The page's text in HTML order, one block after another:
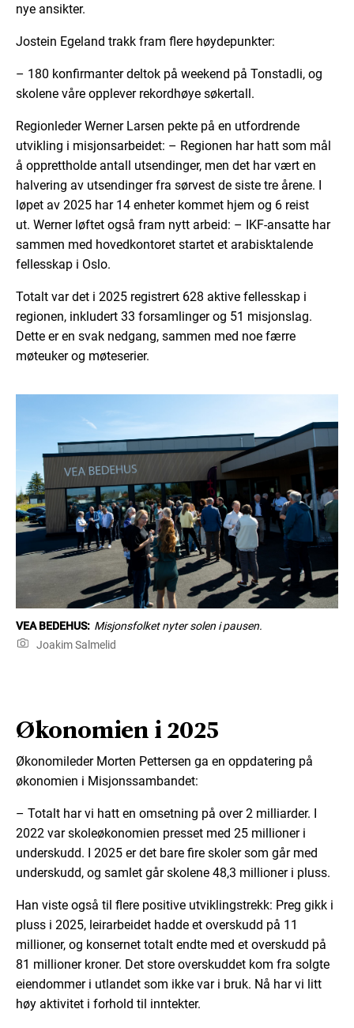
nye ansikter.
Jostein Egeland trakk fram flere høydepunkter:
– 180 konfirmanter deltok på weekend på Tonstadli, og
skolene våre opplever rekordhøye søkertall.
Regionleder Werner Larsen pekte på en utfordrende
utvikling i misjonsarbeidet: – Regionen har hatt som mål
å opprettholde antall utsendinger, men det har vært en
halvering av utsendinger fra sørvest de siste tre årene. I
løpet av 2025 har 14 enheter kommet hjem og 6 reist
ut. Werner løftet også fram nytt arbeid: – IKF-ansatte har
sammen med hovedkontoret startet et arabisktalende
fellesskap i Oslo.
Totalt var det i 2025 registrert 628 aktive fellesskap i
regionen, inkludert 33 forsamlinger og 51 misjonslag.
Dette er en svak nedgang, sammen med noe færre
møteuker og møteserier.
VEA BEDEHUS: Misjonsfolket nyter solen i pausen.
Joakim Salmelid
Økonomien i 2025
Økonomileder Morten Pettersen ga en oppdatering på
økonomien i Misjonssambandet:
– Totalt har vi hatt en omsetning på over 2 milliarder. I
2022 var skoleøkonomien presset med 25 millioner i
underskudd. I 2025 er det bare fire skoler som går med
underskudd, og samlet går skolene 48,3 millioner i pluss.
Han viste også til flere positive utviklingstrekk: Preg gikk i
pluss i 2025, leirarbeidet hadde et overskudd på 11
millioner, og konsernet totalt endte med et overskudd på
81 millioner kroner. Det store overskuddet kom fra solgte
eiendommer i utlandet som ikke var i bruk. Nå har vi litt
høy aktivitet i forhold til inntekter.